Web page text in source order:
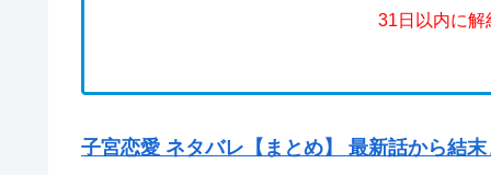
31日以内に解
子宮恋愛 ネタバレ【まとめ】 最新話から結末